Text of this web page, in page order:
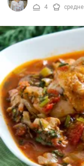
4
средне